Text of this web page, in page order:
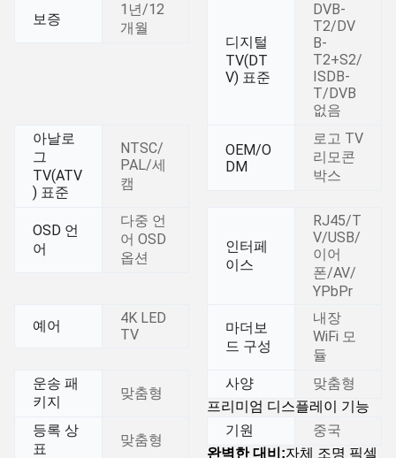
보증
1년/12
개월
디지털
TV(DT
V) 표준
DVB-
T2/DV
B-
T2+S2/
ISDB-
T/DVB
없음
아날로
그
TV(ATV
) 표준
NTSC/
PAL/세
캠
OEM/O
DM
로고 TV
리모콘
박스
OSD 언
어
다중 언
어 OSD
옵션
인터페
이스
RJ45/T
V/USB/
이어
폰/AV/
YPbPr
예어
4K LED
TV
마더보
드 구성
내장
WiFi 모
듈
운송 패
키지
맞춤형
사양 맞춤형
등록 상
표
맞춤형
기원 중국
프리미엄 디스플레이 기능
완벽한 대비:자체 조명 픽셀